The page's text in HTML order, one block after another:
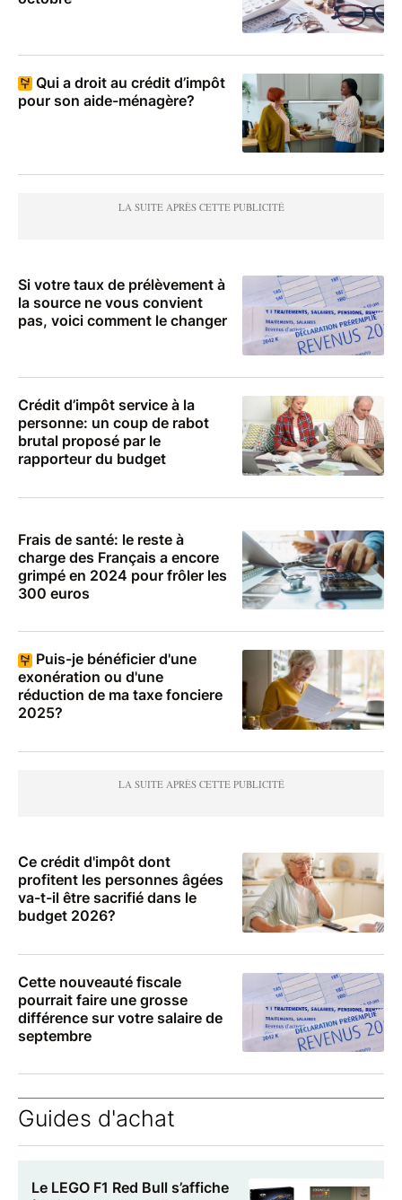
Qui a droit au crédit d’impôt
pour son aide-ménagère?
Si votre taux de prélèvement à
la source ne vous convient
pas, voici comment le changer
Crédit d’impôt service à la
personne: un coup de rabot
brutal proposé par le
rapporteur du budget
Frais de santé: le reste à
charge des Français a encore
grimpé en 2024 pour frôler les
300 euros
Puis-je bénéficier d'une
exonération ou d'une
réduction de ma taxe fonciere
2025?
Ce crédit d'impôt dont
profitent les personnes âgées
va-t-il être sacrifié dans le
budget 2026?
Cette nouveauté fiscale
pourrait faire une grosse
différence sur votre salaire de
septembre
Guides d'achat
Le LEGO F1 Red Bull s’affiche